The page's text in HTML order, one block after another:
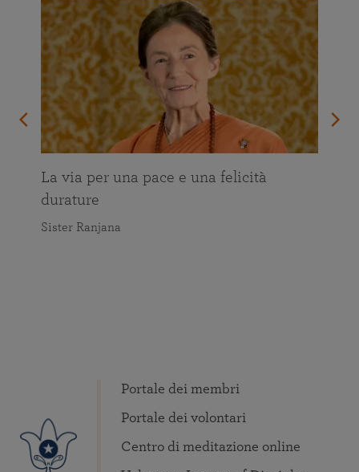
La via per una pace e una felicità
durature
Sister Ranjana
Portale dei membri
Portale dei volontari
Centro di meditazione online